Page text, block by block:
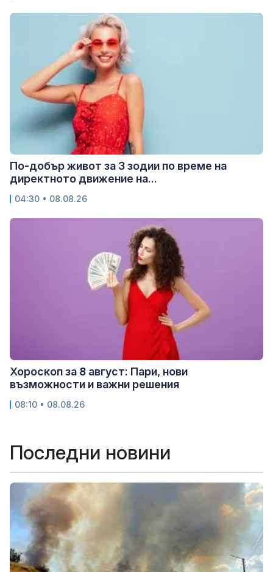
По-добър живот за 3 зодии по време на
директното движение на...
04:30 • 08.08.26
Хороскоп за 8 август: Пари, нови
възможности и важни решения
08:10 • 08.08.26
Последни новини